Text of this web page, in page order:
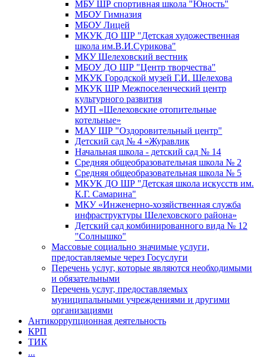
МБУ ШР спортивная школа "Юность"
МБОУ Гимназия
МБОУ Лицей
МКУК ДО ШР "Детская художественная
школа им.В.И.Сурикова"
МКУ Шелеховский вестник
МБОУ ДО ШР "Центр творчества"
МКУК Городской музей Г.И. Шелехова
МКУК ШР Межпоселенческий центр
культурного развития
МУП «Шелеховские отопительные
котельные»
МАУ ШР "Оздоровительный центр"
Детский сад № 4 «Журавлик
Начальная школа - детский сад № 14
Средняя общеобразовательная школа № 2
Средняя общеобразовательная школа № 5
МКУК ДО ШР "Детская школа искусств им.
К.Г. Самарина"
МКУ «Инженерно-хозяйственная служба
инфраструктуры Шелеховского района»
Детский сад комбинированного вида № 12
"Солнышко"
Массовые социально значимые услуги,
предоставляемые через Госуслуги
Перечень услуг, которые являются необходимыми
и обязательными
Перечень услуг, предоставляемых
муниципальными учреждениями и другими
организациями
Антикоррупционная деятельность
КРП
ТИК
...